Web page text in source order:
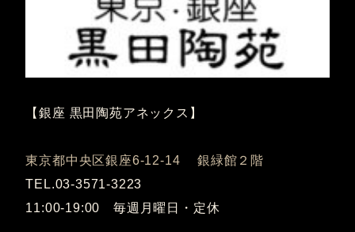
【銀座 黒田陶苑アネックス】
東京都中央区銀座6-12-14 銀緑館２階
TEL.03-3571-3223
11:00-19:00 毎週月曜日・定休